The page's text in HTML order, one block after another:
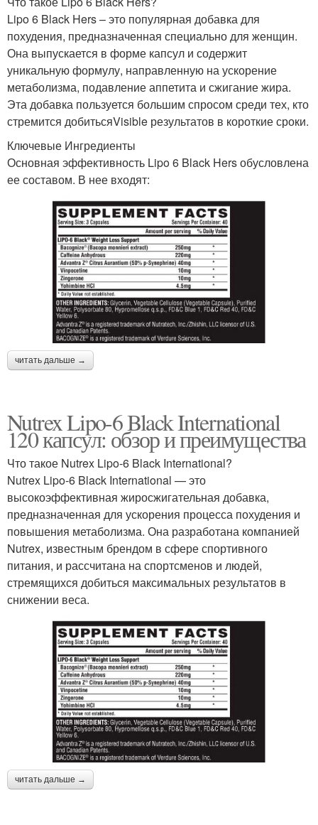
Lipo 6 Black Hers – это популярная добавка для
похудения, предназначенная специально для женщин.
Она выпускается в форме капсул и содержит
уникальную формулу, направленную на ускорение
метаболизма, подавление аппетита и сжигание жира.
Эта добавка пользуется большим спросом среди тех, кто
стремится добитьсяVisible результатов в короткие сроки.
Ключевые Ингредиенты
Основная эффективность Lipo 6 Black Hers обусловлена
ее составом. В нее входят:
читать дальше →
Nutrex Lipo-6 Black International
120 капсул: обзор и преимущества
Что такое Nutrex Lipo-6 Black International?
Nutrex Lipo-6 Black International — это
высокоэффективная жиросжигательная добавка,
предназначенная для ускорения процесса похудения и
повышения метаболизма. Она разработана компанией
Nutrex, известным брендом в сфере спортивного
питания, и рассчитана на спортсменов и людей,
стремящихся добиться максимальных результатов в
снижении веса.
читать дальше →